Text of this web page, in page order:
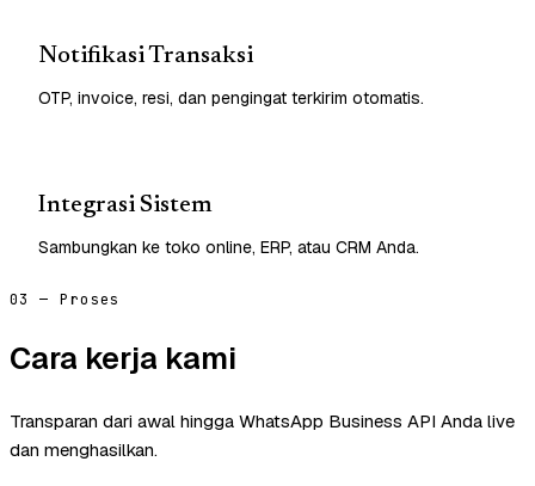
Notifikasi Transaksi
OTP, invoice, resi, dan pengingat terkirim otomatis.
Integrasi Sistem
Sambungkan ke toko online, ERP, atau CRM Anda.
03 — Proses
Cara kerja kami
Transparan dari awal hingga WhatsApp Business API Anda live
dan menghasilkan.